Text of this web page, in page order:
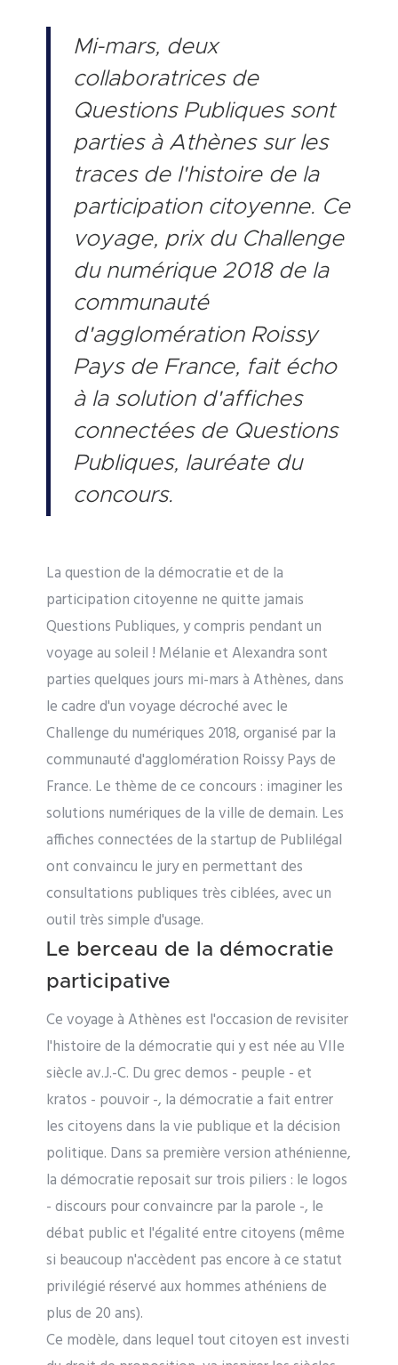
Mi-mars, deux
collaboratrices de
Questions Publiques sont
parties à Athènes sur les
traces de l'histoire de la
participation citoyenne. Ce
voyage, prix du Challenge
du numérique 2018 de la
communauté
d'agglomération Roissy
Pays de France, fait écho
à la solution d'affiches
connectées de Questions
Publiques, lauréate du
concours.
La question de la démocratie et de la
participation citoyenne ne quitte jamais
Questions Publiques, y compris pendant un
voyage au soleil ! Mélanie et Alexandra sont
parties quelques jours mi-mars à Athènes, dans
le cadre d'un voyage décroché avec le
Challenge du numériques 2018, organisé par la
communauté d'agglomération Roissy Pays de
France. Le thème de ce concours : imaginer les
solutions numériques de la ville de demain. Les
affiches connectées de la startup de Publilégal
ont convaincu le jury en permettant des
consultations publiques très ciblées, avec un
outil très simple d'usage.
Le berceau de la démocratie
participative
Ce voyage à Athènes est l'occasion de revisiter
l'histoire de la démocratie qui y est née au VIIe
siècle av.J.-C. Du grec demos - peuple - et
kratos - pouvoir -, la démocratie a fait entrer
les citoyens dans la vie publique et la décision
politique. Dans sa première version athénienne,
la démocratie reposait sur trois piliers : le logos
- discours pour convaincre par la parole -, le
débat public et l'égalité entre citoyens (même
si beaucoup n'accèdent pas encore à ce statut
privilégié réservé aux hommes athéniens de
plus de 20 ans).
Ce modèle, dans lequel tout citoyen est investi